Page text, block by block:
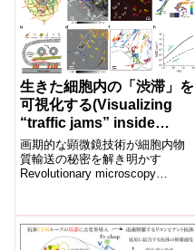
生きた細胞内の「渋滞」を
可視化する(Visualizing
“traffic jams” inside
living cells)
画期的な顕微鏡技術が細胞内物
質輸送の秘密を解き明かす
Revolutionary microscopy